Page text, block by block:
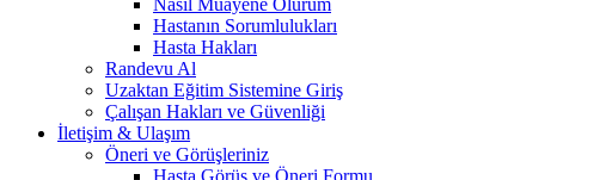
Hastanın Sorumlulukları
Hasta Hakları
Randevu Al
Uzaktan Eğitim Sistemine Giriş
Çalışan Hakları ve Güvenliği
İletişim & Ulaşım
Öneri ve Görüşleriniz
Hasta Görüş ve Öneri Formu